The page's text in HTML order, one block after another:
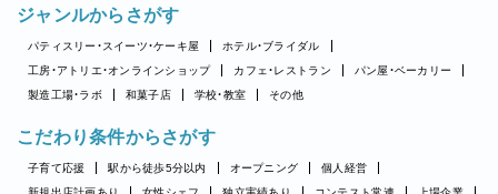
ジャンルからさがす
パティスリー・スイーツ・ケーキ屋
ホテル・ブライダル
工房・アトリエ・オンラインショップ
カフェ・レストラン
パン屋・ベーカリー
製造工場・ラボ
和菓子店 学校・教室 その他
こだわり条件からさがす
子育て応援 駅から徒歩5分以内 オープニング
個人経営